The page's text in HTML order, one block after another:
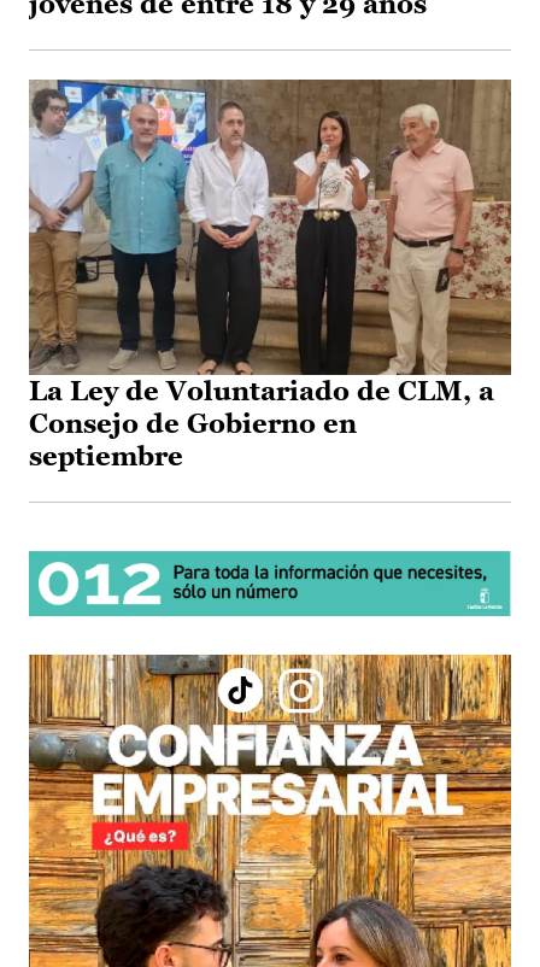
La Ley de Voluntariado de CLM, a
Consejo de Gobierno en
septiembre